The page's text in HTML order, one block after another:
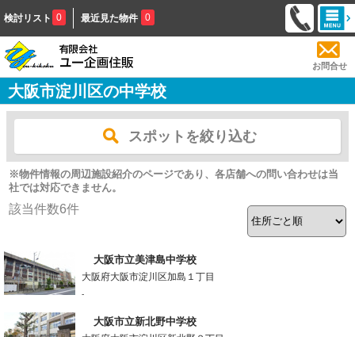
検討リスト 0 最近見た物件 0
お問合せ
大阪市淀川区の中学校
スポットを絞り込む
※物件情報の周辺施設紹介のページであり、各店舗への問い合わせは当
社では対応できません。
該当件数6件
大阪市立美津島中学校
大阪府大阪市淀川区加島１丁目
-
大阪市立新北野中学校